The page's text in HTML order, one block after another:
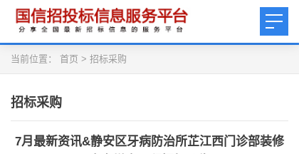
当前位置： 首页 > 招标采购
招标采购
7月最新资讯&静安区牙病防治所芷江西门诊部装修